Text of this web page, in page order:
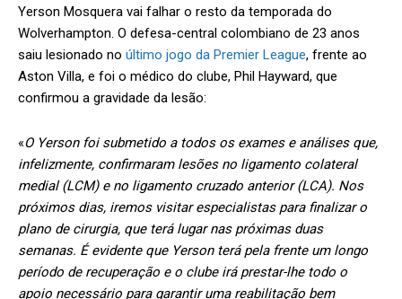
Yerson Mosquera vai falhar o resto da temporada do
Wolverhampton. O defesa-central colombiano de 23 anos
saiu lesionado no último jogo da Premier League, frente ao
Aston Villa, e foi o médico do clube, Phil Hayward, que
confirmou a gravidade da lesão:
«O Yerson foi submetido a todos os exames e análises que,
infelizmente, confirmaram lesões no ligamento colateral
medial (LCM) e no ligamento cruzado anterior (LCA). Nos
próximos dias, iremos visitar especialistas para finalizar o
plano de cirurgia, que terá lugar nas próximas duas
semanas. É evidente que Yerson terá pela frente um longo
período de recuperação e o clube irá prestar-lhe todo o
apoio necessário para garantir uma reabilitação bem